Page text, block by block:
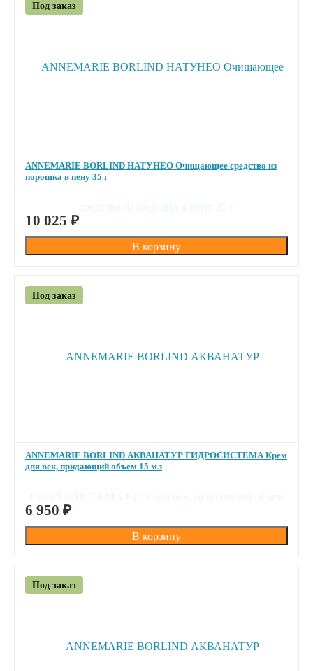
Под заказ
ANNEMARIE BORLIND НАТУНЕО Очищающее средство из
порошка в пену 35 г
10 025 ₽
Под заказ
ANNEMARIE BORLIND АКВАНАТУР ГИДРОСИСТЕМА Крем
для век, придающий объем 15 мл
6 950 ₽
Под заказ